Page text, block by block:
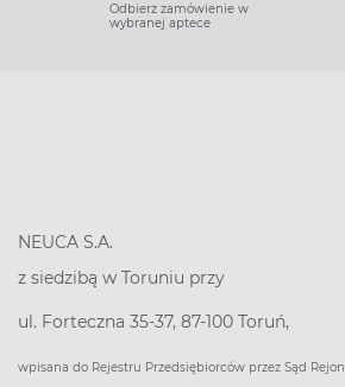
Odbierz zamówienie w
wybranej aptece
NEUCA S.A.
z siedzibą w Toruniu przy
ul. Forteczna 35-37, 87-100 Toruń,
wpisana do Rejestru Przedsiębiorców przez Sąd